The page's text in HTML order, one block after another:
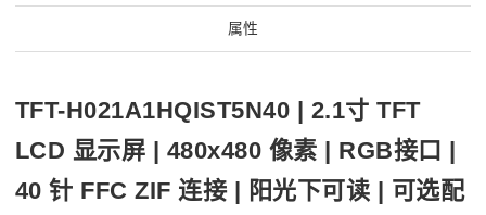
属性
TFT-H021A1HQIST5N40 | 2.1寸 TFT
LCD 显示屏 | 480x480 像素 | RGB接口 |
40 针 FFC ZIF 连接 | 阳光下可读 | 可选配